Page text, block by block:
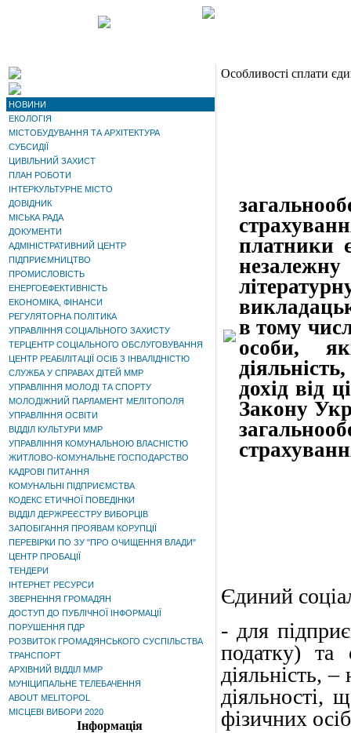
НОВИНИ
ЕКОЛОГІЯ
МІСТОБУДУВАННЯ ТА АРХІТЕКТУРА
СУБСИДІЇ
ЦИВІЛЬНИЙ ЗАХИСТ
ПЛАН РОБОТИ
ІНТЕРКУЛЬТУРНЕ МІСТО
ДОВІДНИК
МІСЬКА РАДА
ДОКУМЕНТИ
АДМІНІСТРАТИВНИЙ ЦЕНТР
ПІДПРИЄМНИЦТВО
ПРОМИСЛОВІСТЬ
ЕНЕРГОЕФЕКТИВНІСТЬ
ЕКОНОМІКА, ФІНАНСИ
РЕГУЛЯТОРНА ПОЛІТИКА
УПРАВЛІННЯ СОЦІАЛЬНОГО ЗАХИСТУ
ТЕРЦЕНТР СОЦІАЛЬНОГО ОБСЛУГОВУВАННЯ
ЦЕНТР РЕАБІЛІТАЦІЇ ОСІБ З ІНВАЛІДНІСТЮ
СЛУЖБА У СПРАВАХ ДІТЕЙ ММР
УПРАВЛІННЯ МОЛОДІ ТА СПОРТУ
МОЛОДІЖНИЙ ПАРЛАМЕНТ МЕЛІТОПОЛЯ
УПРАВЛІННЯ ОСВІТИ
ВІДДІЛ КУЛЬТУРИ ММР
УПРАВЛІННЯ КОМУНАЛЬНОЮ ВЛАСНІСТЮ
ЖИТЛОВО-КОМУНАЛЬНЕ ГОСПОДАРСТВО
КАДРОВІ ПИТАННЯ
КОМУНАЛЬНІ ПІДПРИЄМСТВА
КОДЕКС ЕТИЧНОЇ ПОВЕДІНКИ
ВІДДІЛ ДЕРЖРЕЄСТРУ ВИБОРЦІВ
ЗАПОБІГАННЯ ПРОЯВАМ КОРУПЦІЇ
ПЕРЕВІРКИ ПО ЗУ "ПРО ОЧИЩЕННЯ ВЛАДИ"
ЦЕНТР ПРОБАЦІЇ
ТЕНДЕРИ
ІНТЕРНЕТ РЕСУРСИ
ЗВЕРНЕННЯ ГРОМАДЯН
ДОСТУП ДО ПУБЛІЧНОЇ ІНФОРМАЦІЇ
ПОРУШЕННЯ ПДР
РОЗВИТОК ГРОМАДЯНСЬКОГО СУСПІЛЬСТВА
ТРАНСПОРТ
АРХІВНИЙ ВІДДІЛ ММР
МУНІЦИПАЛЬНЕ ТЕЛЕБАЧЕННЯ
ABOUT MELITOPOL
МІСЦЕВІ ВИБОРИ 2020
Інформація
Особливості сплати
платники
в тому
особи,
дохід від
Закону
Єдиний
- для
податку) та
діяльність,
діяльності,
фізичних